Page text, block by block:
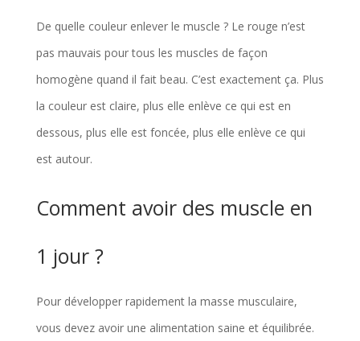
De quelle couleur enlever le muscle ? Le rouge n’est
pas mauvais pour tous les muscles de façon
homogène quand il fait beau. C’est exactement ça. Plus
la couleur est claire, plus elle enlève ce qui est en
dessous, plus elle est foncée, plus elle enlève ce qui
est autour.
Comment avoir des muscle en
1 jour ?
Pour développer rapidement la masse musculaire,
vous devez avoir une alimentation saine et équilibrée.